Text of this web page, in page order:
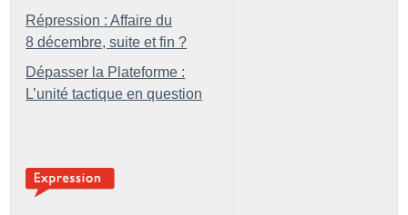
Répression : Affaire du
8 décembre, suite et fin ?
Dépasser la Plateforme :
L’unité tactique en question